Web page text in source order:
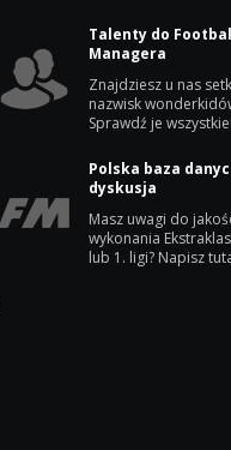
Talenty do
Managera
Znajdziesz u nas
nazwisk
Sprawdź je
Polska baza
dyskusja
Masz uwagi do
wykonania
lub 1. ligi? Napisz